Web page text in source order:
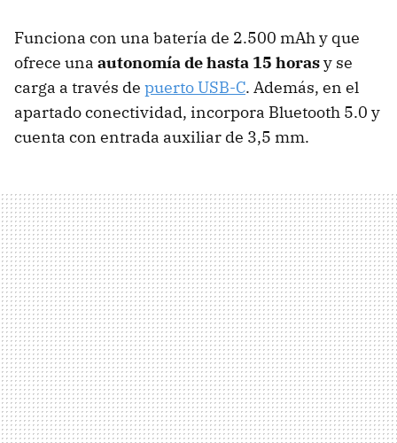
Funciona con una batería de 2.500 mAh y que
ofrece una autonomía de hasta 15 horasy se
carga a través de puerto USB-C. Además, en el
apartado conectividad, incorpora Bluetooth 5.0 y
cuenta con entrada auxiliar de 3,5 mm.